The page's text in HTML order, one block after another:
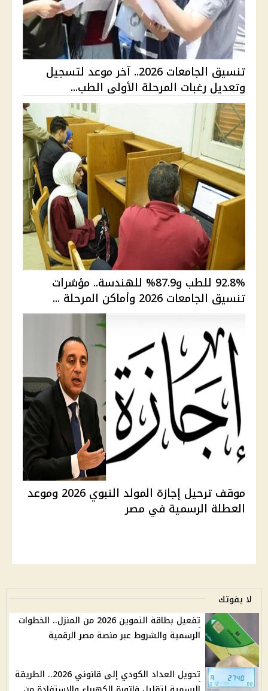
تنسيق الجامعات 2026.. آخر موعد لتسجيل
وتعديل رغبات المرحلة الأولى الطب...
92.8% للطب و87.9% للهندسة.. مؤشرات
تنسيق الجامعات 2026 وأماكن المرحلة ...
موقف ترحيل إجازة المولد النبوي 2026 وموعد
العطلة الرسمية في مصر
لا يفوتك
تفعيل بطاقة التموين 2026 من المنزل.. الخطوات
الرسمية والشروط عبر منصة مصر الرقمية
تحويل العداد الكودي إلى قانوني 2026.. الطريقة